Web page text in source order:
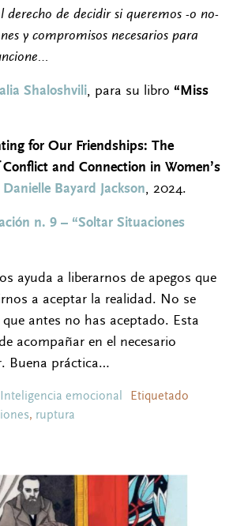
derecho de decidir si queremos -o no-
y compromisos necesarios para
Shaloshvili, para su libro “Miss
for Our Friendships: The
and Connection in Women’s
Danielle Bayard Jackson, 2024.
n. 9 – “Soltar Situaciones
ayuda a liberarnos de apegos que
a aceptar la realidad. No se
antes no has aceptado. Esta
acompañar en el necesario
Buena práctica…
Inteligencia emocional
Etiquetado
, ruptura